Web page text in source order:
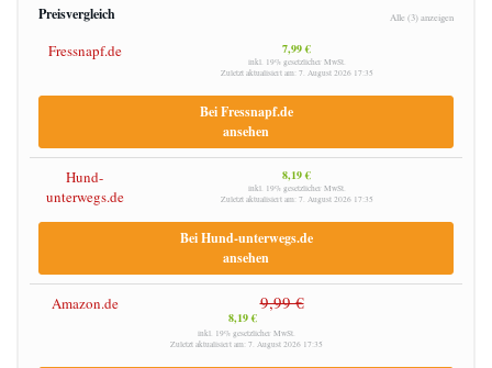
Alle (3) anzeigen
Preisvergleich
Fressnapf.de 7,99 €
inkl. 19% gesetzlicher MwSt.
Zuletzt aktualisiert am: 7. August 2026 17:35
Bei Fressnapf.de
ansehen
Hund-
unterwegs.de
8,19 €
inkl. 19% gesetzlicher MwSt.
Zuletzt aktualisiert am: 7. August 2026 17:35
Bei Hund-unterwegs.de
ansehen
Amazon.de
8,19 €
9,99 €
inkl. 19% gesetzlicher MwSt.
Zuletzt aktualisiert am: 7. August 2026 17:35